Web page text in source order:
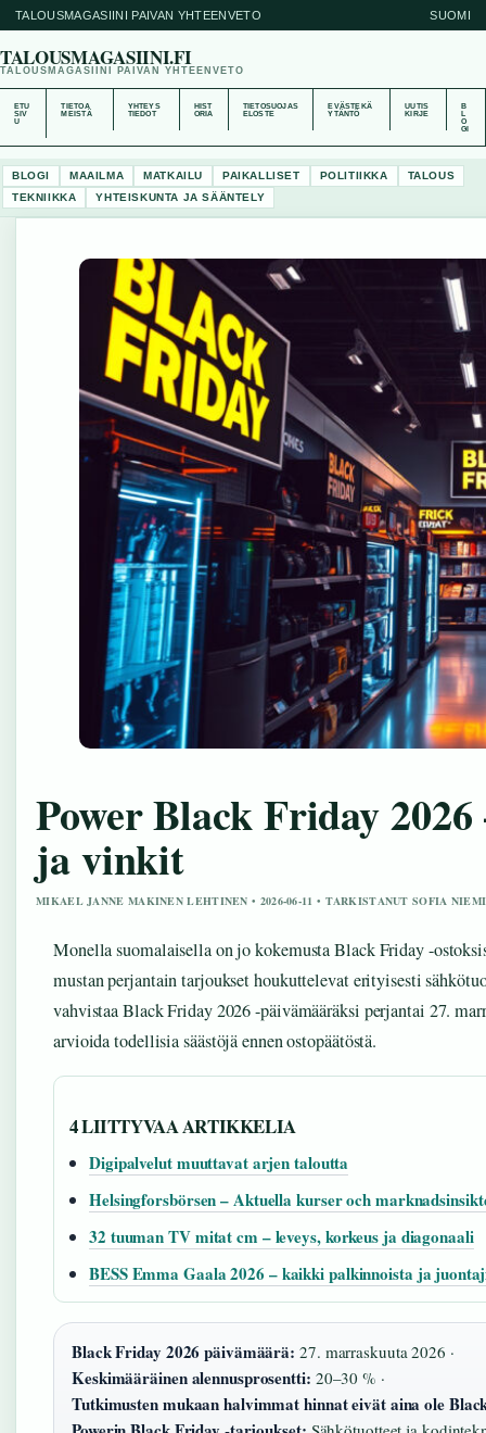
TALOUSMAGASIINI PAIVAN YHTEENVETO SUOMI
TALOUSMAGASIINI.FI
TALOUSMAGASIINI PAIVAN YHTEENVETO
ETU
SIV
U
TIETOA
MEISTÄ
YHTEYS
TIEDOT
HIST
ORIA
TIETOSUOJAS
ELOSTE
EVÄSTEKÄ
YTÄNTÖ
UUTIS
KIRJE
B
O
GI
BLOGI MAAILMA MATKAILU PAIKALLISET POLITIIKKA
TALOUS
TEKNIIKKA
YHTEISKUNTA JA SÄÄNTELY
Power Black Friday
ja vinkit
MIKAEL JANNE MAKINEN LEHTINEN • 2026-06-11 • TARKISTANUT SOFIA NIEMI
Monella suomalaisella on jo kokemusta Black Friday -
mustan perjantain tarjoukset houkuttelevat erityisesti
vahvistaa Black Friday 2026 -päivämääräksi perjantai 27.
arvioida todellisia säästöjä ennen ostopäätöstä.
4 LIITTYVAA ARTIKKELIA
Digipalvelut muuttavat arjen taloutta
Helsingforsbörsen – Aktuella kurser och
32 tuuman TV mitat cm – leveys, korkeus ja diagonaali
BESS Emma Gaala 2026 – kaikki palkinnoista ja
Black Friday 2026 päivämäärä: 27. marraskuuta 2026 ·
Keskimääräinen alennusprosentti: 20–30 % ·
Tutkimusten mukaan halvimmat hinnat eivät aina ole